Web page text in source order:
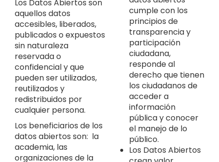
Los Datos Abiertos son
aquellos datos
accesibles, liberados,
publicados o expuestos
sin naturaleza
reservada o
confidencial y que
pueden ser utilizados,
reutilizados y
redistribuidos por
cualquier persona.
Los beneficiarios de los
datos abiertos son: la
academia, las
organizaciones de la
cumple con los
principios de
transparencia y
participación
ciudadana,
responde al
derecho que tienen
los ciudadanos de
acceder a
información
pública y conocer
el manejo de lo
público.
Los Datos Abiertos